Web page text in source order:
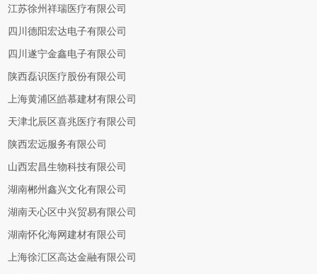
江苏徐州祥瑞医疗有限公司
四川德阳宏达电子有限公司
四川遂宁金鑫电子有限公司
陕西磊识医疗股份有限公司
上海黄浦区皓慕建材有限公司
天津北辰区喜兆医疗有限公司
陕西宏远服务有限公司
山西宏昌生物科技有限公司
湖南郴州鑫兴文化有限公司
湖南天心区中兴贸易有限公司
湖南怀化海网建材有限公司
上海徐汇区高达金融有限公司